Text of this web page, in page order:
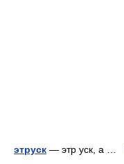
этруск — этр уск, а …